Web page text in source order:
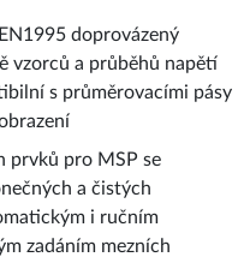
doprovázený
vzorců a průběhů napětí
s průměrovacími pásy
prvků pro MSP se
a čistých
i ručním
zadáním mezních